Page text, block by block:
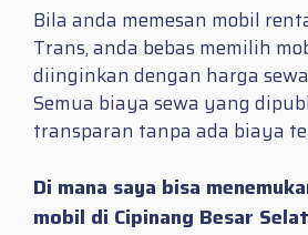
Bila anda memesan mobil
Trans, anda bebas memilih
diinginkan dengan harga
Semua biaya sewa yang
transparan tanpa ada biaya
Di mana saya bisa
mobil di Cipinang Besar